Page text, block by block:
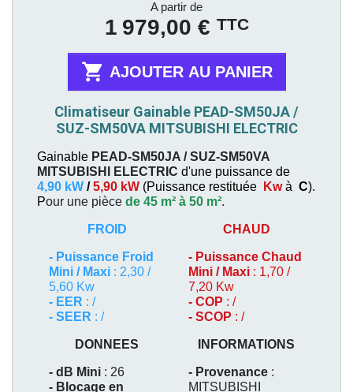
A partir de
1 979,00 € TTC
 AJOUTER AU PANIER
Climatiseur Gainable PEAD-SM50JA /
SUZ-SM50VA MITSUBISHI ELECTRIC
Gainable PEAD-SM50JA / SUZ-SM50VA
MITSUBISHI ELECTRIC d'une puissance de
4,90 kW /5,90 kW (Puissance restituée Kwà C).
Pour une pièce de 45 m² à 50 m².
FROID
- Puissance Froid
Mini / Maxi : 2,30 /
5,60 Kw
- EER : /
- SEER : /
CHAUD
- Puissance Chaud
Mini / Maxi : 1,70 /
7,20 Kw
- COP : /
- SCOP : /
DONNEES
- dB Mini : 26
- Blocage en
INFORMATIONS
- Provenance :
MITSUBISHI